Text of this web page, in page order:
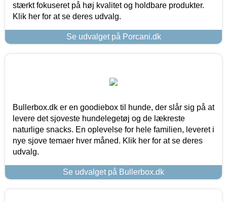
stærkt fokuseret på høj kvalitet og holdbare produkter.
Klik her for at se deres udvalg.
Se udvalget på Porcani.dk
Bullerbox.dk er en goodiebox til hunde, der slår sig på at
levere det sjoveste hundelegetøj og de lækreste
naturlige snacks. En oplevelse for hele familien, leveret i
nye sjove temaer hver måned. Klik her for at se deres
udvalg.
Se udvalget på Bullerbox.dk